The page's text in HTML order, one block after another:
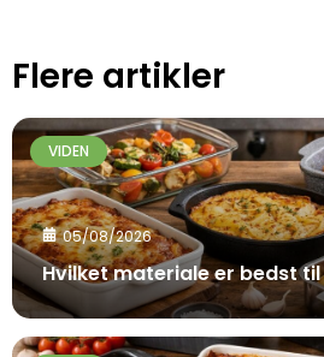
Flere artikler
VIDEN
05/08/2026
Hvilket materiale er bedst